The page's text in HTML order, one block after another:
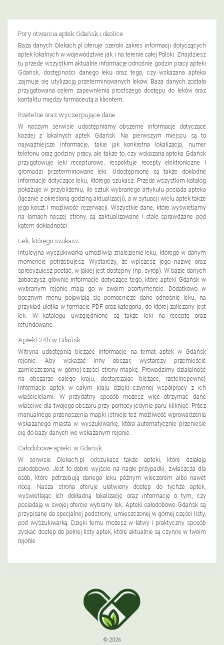
Pory otwarcia aptek Gdańsk i okolice
Baza danych Olekach.pl oferuje szeroki zakres informacji dotyczących
aptek lokalnych w województwie jak i na terenie całej Polski. Znajdziesz
tu przede wszystkim aktualne informacje odnośnie godzin pracy apteki
Gdańsk, dostępności danego leku oraz tego, czy wskazana apteka
zajmuje się utylizacją przeterminowanych leków. Baza danych została
przygotowana celem zapewnienia prostszego dostępu do leków oraz
kontaktu między farmaceutą a klientem.
Rzetelne oraz wyczerpujące dane
W naszym serwisie udostępniamy obszerne informacje dotyczące
każdej z lokalnych aptek Gdańsk. Na pierwszym miejscu są to
najważniejsze informacje, takie jak konkretna lokalizacja, numer
telefonu oraz godziny pracy, ale także to, czy wskazana apteka Gdańsk
przygotowuje leki recepturowe, respektuje recepty elektroniczne i
gromadzi przeterminowane leki. Udostępnione są także dokładne
informacje dotyczące leku, którego szukasz. Przede wszystkim katalog
pokazuje w przybliżeniu, ile sztuk wybranego artykułu posiada apteka
(łącznie z określoną godziną aktualizacji), a w sytuacji wielu aptek także
jego koszt i możliwość rezerwacji. Wszystkie dane, które wyświetlamy
na łamach naszej strony, są zaktualizowane i stale sprawdzane pod
kątem dokładności.
Lek, którego szukasz
Intuicyjna wyszukiwarka umożliwia znalezienie leku, którego w danym
momencie potrzebujesz. Wystarczy, że wpiszesz jego nazwę oraz
sprecyzujesz postać, w jakiej jest dostępny (np. syrop). W bazie danych
zobaczysz głównie informacje dotyczące tego, które apteki Gdańsk w
wybranym rejonie mają go w swoim asortymencie. Dodatkowo w
bocznym menu pojawiają się pomocnicze dane odnośnie leku, na
przykład ulotka w formacie PDF oraz kategoria, do której zaliczany jest
lek. W katalogu uwzględnione są także leki na receptę oraz
refundowane.
Apteki 24h w Gdańsk
Witryna udostępnia bieżące informacje na temat aptek w Gdańsk
rejonie. Aby wskazać inny obszar, wystarczy przemieścić
zamieszczoną w górnej części strony mapkę. Prowadzimy działalność
na obszarze całego kraju, dostarczając bieżące, rzetelnepewne}
informacje aptek w całym kraju dzięki czynnej współpracy z ich
właścicielami. W przydatny sposób możesz więc otrzymać dane
właściwe dla twojego obszaru przy pomocy jedynie paru kliknięć. Prócz
manualnego przenoszenia mapki istnieje też możliwość wprowadzenia
wskazanego miasta w wyszukiwarkę, która automatycznie przeniesie
cię do bazy danych we wskazanym rejonie.
Całodobowe apteki w Gdańsk
W serwisie Olekach.pl odszukasz także apteki, które działają
całodobowo. Jest to dobre wyjście na nagłe przypadki, zwłaszcza dla
osób, które potrzebują danego leku późnym wieczorem albo nawet
nocą. Nasza strona oferuje ułatwiony dostęp do tychże aptek,
wyświetlając ich dokładną lokalizację oraz informację o tym, czy
posiadają w swojej ofercie wybrany lek. Apteki całodobowe Gdańsk są
przypisane do specjalnej podstrony, umieszczonej w górnej części listy,
pod wyszukiwarką. Dzięki temu możesz w łatwy i praktyczny sposób
zyskać dostęp do pełnej listy aptek, które aktualnie są czynne w twoim
rejonie.
© 2026